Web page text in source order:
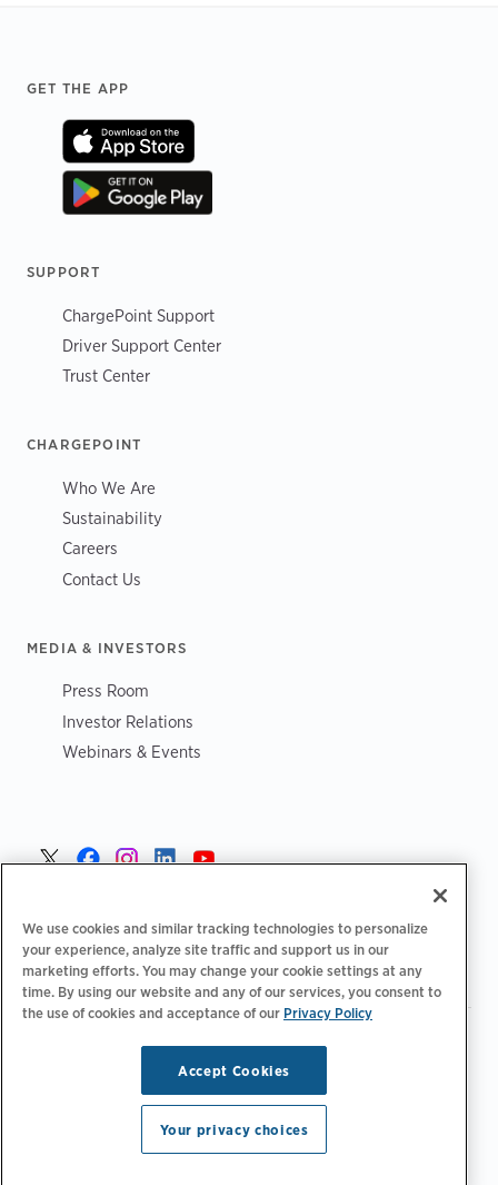
Footer
GET THE APP
SUPPORT
ChargePoint Support
Driver Support Center
Trust Center
CHARGEPOINT
Who We Are
Sustainability
Careers
Contact Us
MEDIA & INVESTORS
Press Room
Investor Relations
Webinars & Events
Norge >
Copyright © 2026 ChargePoint, Inc. Med enerett.
We use cookies and similar tracking technologies to personalize
your experience, analyze site traffic and support us in our
marketing efforts. You may change your cookie settings at any
time. By using our website and any of our services, you consent to
the use of cookies and acceptance of our Privacy Policy
Accept Cookies
Your privacy choices